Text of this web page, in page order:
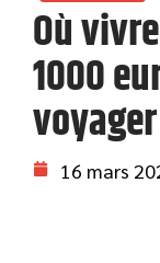
Où
1000
16 mars